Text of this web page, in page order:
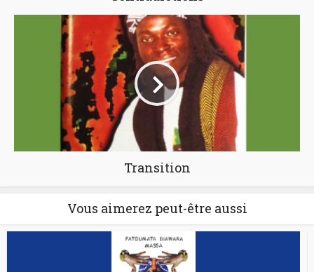
Transition
Vous aimerez peut-être aussi